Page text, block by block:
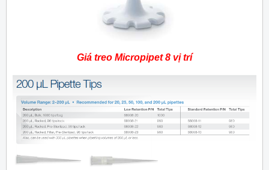
Giá treo Micropipet 8 vị trí